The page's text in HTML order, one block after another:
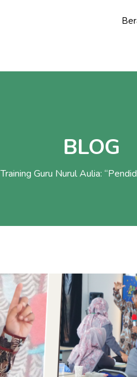
BLOG
Guru Nurul Aulia: